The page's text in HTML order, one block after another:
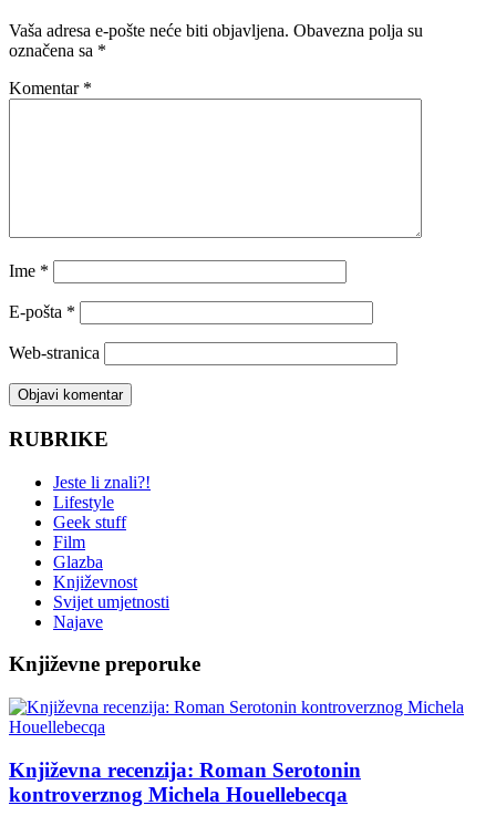
Vaša adresa e-pošte neće biti objavljena. Obavezna polja su
označena sa *
Komentar *
Ime *
E-pošta *
Web-stranica
RUBRIKE
Jeste li znali?!
Lifestyle
Geek stuff
Film
Glazba
Književnost
Svijet umjetnosti
Najave
Književne preporuke
Književna recenzija: Roman Serotonin
kontroverznog Michela Houellebecqa